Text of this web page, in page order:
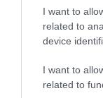
I want to
related to
device
I want to
related to